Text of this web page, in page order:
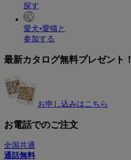
探す
愛犬•愛猫と
参加する
最新カタログ無料プレゼント！
お申し込みはこちら
お電話でのご注文
全国共通
通話無料